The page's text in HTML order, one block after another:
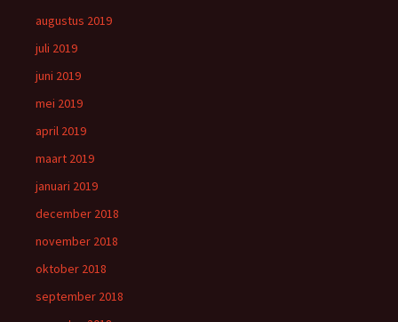
augustus 2019
juli 2019
juni 2019
mei 2019
april 2019
maart 2019
januari 2019
december 2018
november 2018
oktober 2018
september 2018